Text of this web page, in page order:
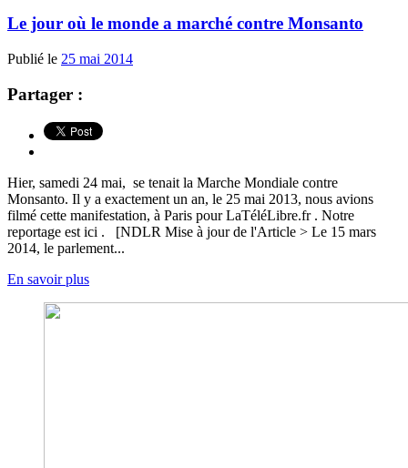
Le jour où le monde a marché contre Monsanto
Publié le 25 mai 2014
Partager :
Hier, samedi 24 mai, se tenait la Marche Mondiale contre
Monsanto. Il y a exactement un an, le 25 mai 2013, nous avions
filmé cette manifestation, à Paris pour LaTéléLibre.fr . Notre
reportage est ici . [NDLR Mise à jour de l'Article > Le 15 mars
2014, le parlement...
En savoir plus